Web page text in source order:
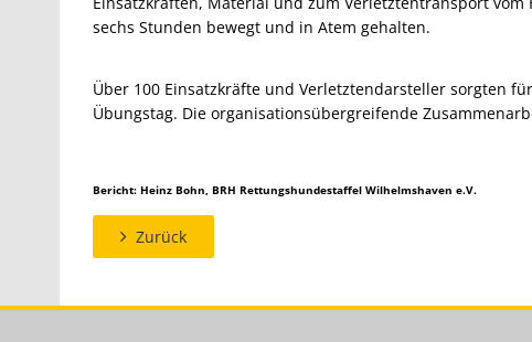
sechs Stunden bewegt und in Atem gehalten.
Über 100 Einsatzkräfte und Verletztendarsteller sorgten
Übungstag. Die organisationsübergreifende
Bericht: Heinz Bohn, BRH Rettungshundestaffel Wilhelmshaven e.V.
Zurück